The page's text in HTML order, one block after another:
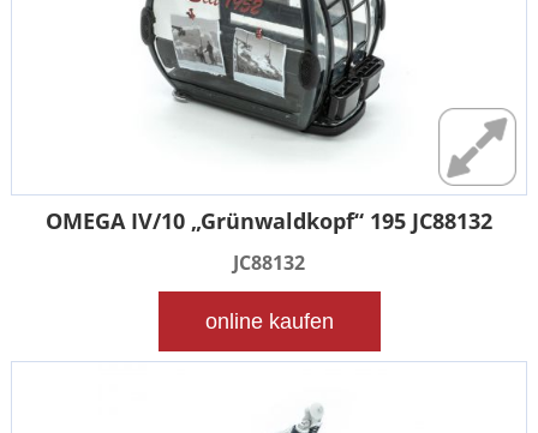
OMEGA IV/10 „Grünwaldkopf“ 195 JC88132
JC88132
online kaufen